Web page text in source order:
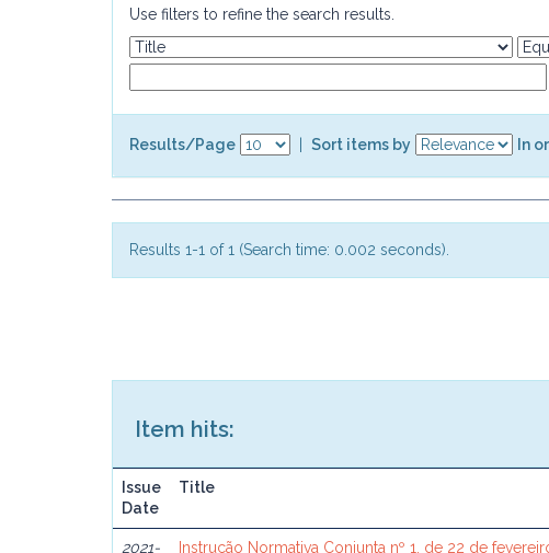
Use filters to refine the search results.
Results/Page Sort items by In
Results 1-1 of 1 (Search time: 0.002 seconds).
Item hits:
Issue
Date
Title
2021- Instrução Normativa Conjunta nº 1, de 22 de